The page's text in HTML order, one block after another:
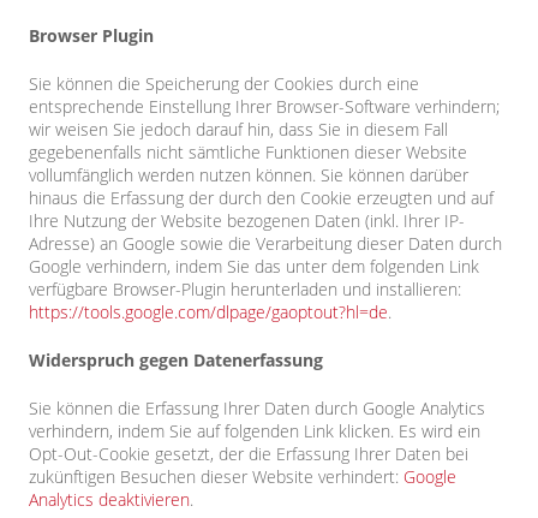
Browser Plugin
Sie können die Speicherung der Cookies durch eine
entsprechende Einstellung Ihrer Browser-Software verhindern;
wir weisen Sie jedoch darauf hin, dass Sie in diesem Fall
gegebenenfalls nicht sämtliche Funktionen dieser Website
vollumfänglich werden nutzen können. Sie können darüber
hinaus die Erfassung der durch den Cookie erzeugten und auf
Ihre Nutzung der Website bezogenen Daten (inkl. Ihrer IP-
Adresse) an Google sowie die Verarbeitung dieser Daten durch
Google verhindern, indem Sie das unter dem folgenden Link
verfügbare Browser-Plugin herunterladen und installieren:
https://tools.google.com/dlpage/gaoptout?hl=de.
Widerspruch gegen Datenerfassung
Sie können die Erfassung Ihrer Daten durch Google Analytics
verhindern, indem Sie auf folgenden Link klicken. Es wird ein
Opt-Out-Cookie gesetzt, der die Erfassung Ihrer Daten bei
zukünftigen Besuchen dieser Website verhindert: Google
Analytics deaktivieren.